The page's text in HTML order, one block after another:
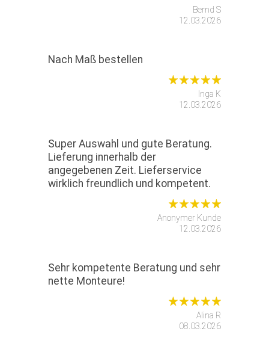
Bernd S
12.03.2026
Nach Maß bestellen
Inga K
12.03.2026
Super Auswahl und gute Beratung.
Lieferung innerhalb der
angegebenen Zeit. Lieferservice
wirklich freundlich und kompetent.
Anonymer Kunde
12.03.2026
Sehr kompetente Beratung und sehr
nette Monteure!
Alina R
08.03.2026